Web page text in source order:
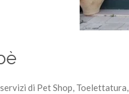
di Pet Shop,